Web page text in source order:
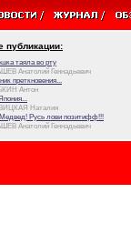
публикации:
таяла во рту
Анатолий Геннадьевич
преткновения...
Антон
Наталия
Русь лови позитифф!!!
Анатолий Геннадьевич